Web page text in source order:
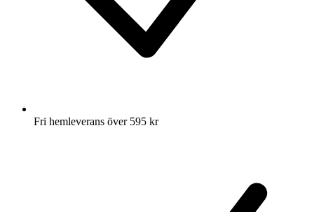
Fri hemleverans över 595 kr